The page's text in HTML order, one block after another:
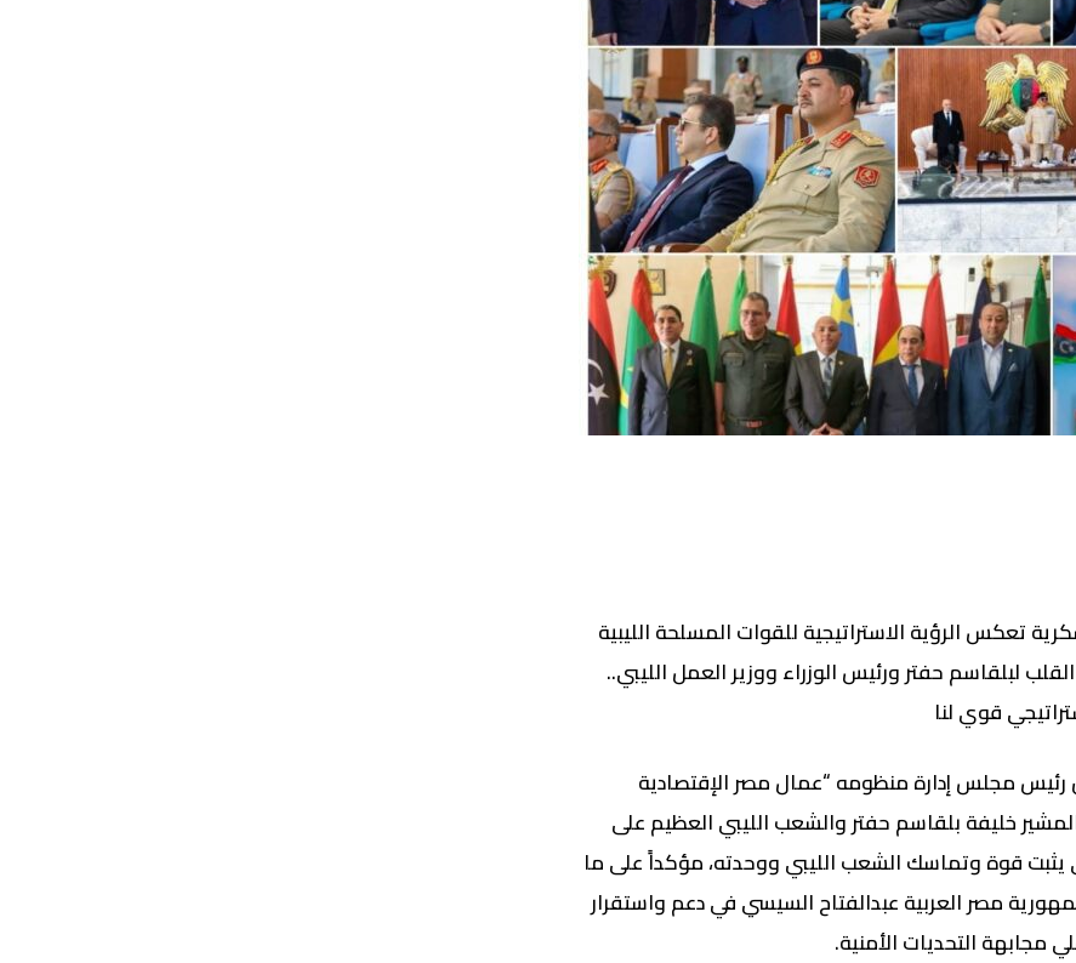
تعكس الرؤية الاستراتيجية للقوات المسلحة الليبية
لبلقاسم حفتر ورئيس الوزراء ووزير العمل الليبي..
قوي لنا
مجلس إدارة منظومه “عمال مصر الإقتصادية
المشير خليفة بلقاسم حفتر والشعب الليبي العظيم على
يثبت قوة وتماسك الشعب الليبي ووحدته، مؤكداََ على ما
مصر العربية عبدالفتاح السيسي في دعم واستقرار
مجابهة التحديات الأمنية.